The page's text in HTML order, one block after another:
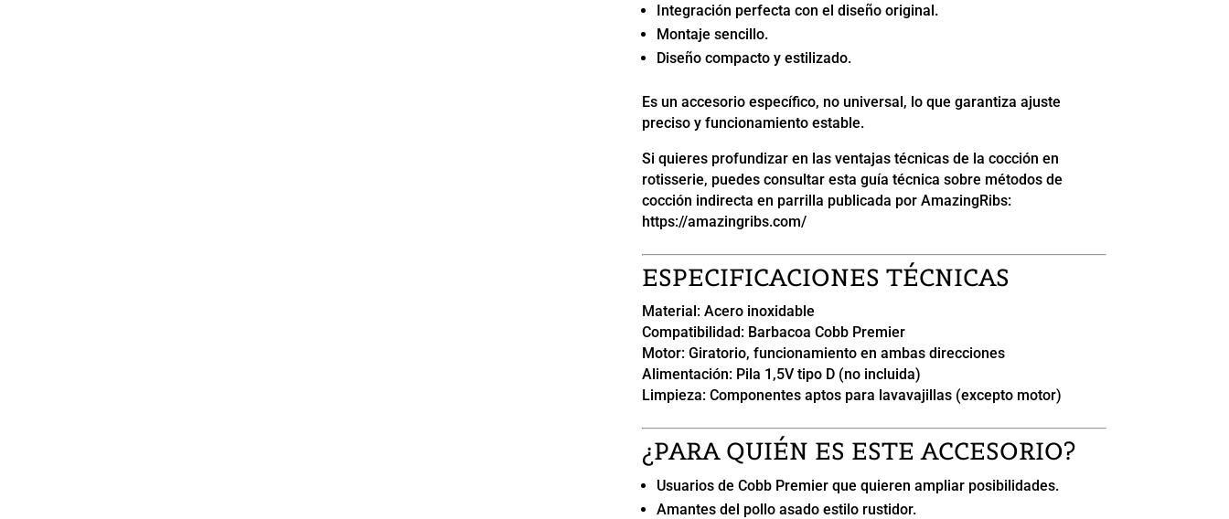
Integración perfecta con el diseño original.
Montaje sencillo.
Diseño compacto y estilizado.
Es un accesorio específico, no universal, lo que garantiza ajuste
preciso y funcionamiento estable.
Si quieres profundizar en las ventajas técnicas de la cocción en
rotisserie, puedes consultar esta guía técnica sobre métodos de
cocción indirecta en parrilla publicada por AmazingRibs:
https://amazingribs.com/
ESPECIFICACIONES TÉCNICAS
Material: Acero inoxidable
Compatibilidad: Barbacoa Cobb Premier
Motor: Giratorio, funcionamiento en ambas direcciones
Alimentación: Pila 1,5V tipo D (no incluida)
Limpieza: Componentes aptos para lavavajillas (excepto motor)
¿PARA QUIÉN ES ESTE ACCESORIO?
Usuarios de Cobb Premier que quieren ampliar posibilidades.
Amantes del pollo asado estilo rustidor.